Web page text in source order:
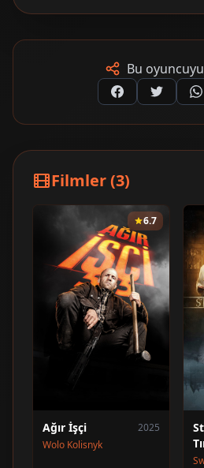
Bu
Filmler (3)
6.7
Ağır İşçi
2025
Wolo Kolisnyk